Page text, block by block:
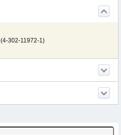
(4-302-11972-1)